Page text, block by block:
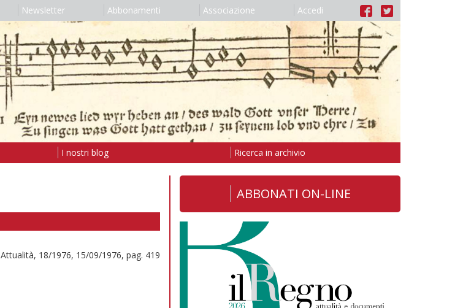
Newsletter Abbonamenti Associazione Accedi
I nostri blog Ricerca in archivio
Attualità, 18/1976, 15/09/1976, pag. 419
ABBONATI ON-LINE